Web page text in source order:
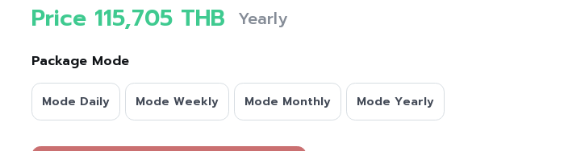
Price 115,705 THB Yearly
Package Mode
Mode Daily Mode Weekly Mode Monthly Mode Yearly